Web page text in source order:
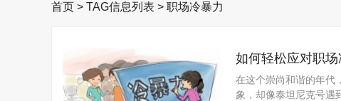
首页 > TAG信息列表 > 职场冷暴力
如何轻松应对职场
在这个崇尚和谐的年代
象，却像泰坦尼克号遇